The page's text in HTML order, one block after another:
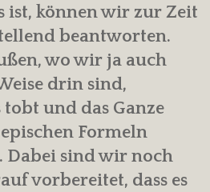
ist, können wir zur Zeit
beantworten.
wo wir ja auch
drin sind,
und das Ganze
Formeln
Dabei sind wir noch
vorbereitet, dass es